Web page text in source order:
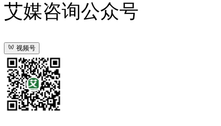
艾媒咨询公众号
视频号